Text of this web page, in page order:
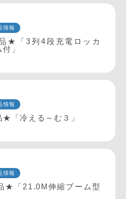
情報
★「3列4段充電ロッカ
」
情報
「冷える～む３」
情報
★「21.0M伸縮ブーム型